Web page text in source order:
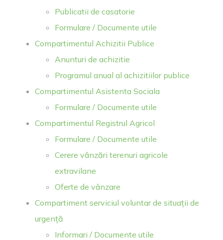
Publicatii de casatorie
Formulare / Documente utile
Compartimentul Achizitii Publice
Anunturi de achizitie
Programul anual al achizitiilor publice
Compartimentul Asistenta Sociala
Formulare / Documente utile
Compartimentul Registrul Agricol
Formulare / Documente utile
Cerere vânzări terenuri agricole
extravilane
Oferte de vânzare
Compartiment serviciul voluntar de situații de
urgență
Informari / Documente utile